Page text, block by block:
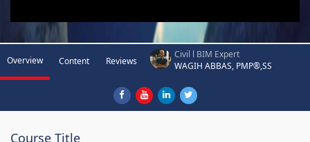
Overview Content Reviews
Civil l BIM Expert
WAGIH ABBAS, PMP®,SS
Course Title